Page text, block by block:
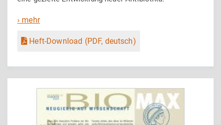
› mehr
Heft-Download (PDF, deutsch)